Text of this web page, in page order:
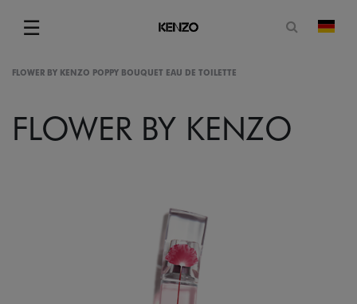
☰
Menu
FLOWER BY KENZO POPPY BOUQUET EAU DE TOILETTE
FLOWER BY KENZO